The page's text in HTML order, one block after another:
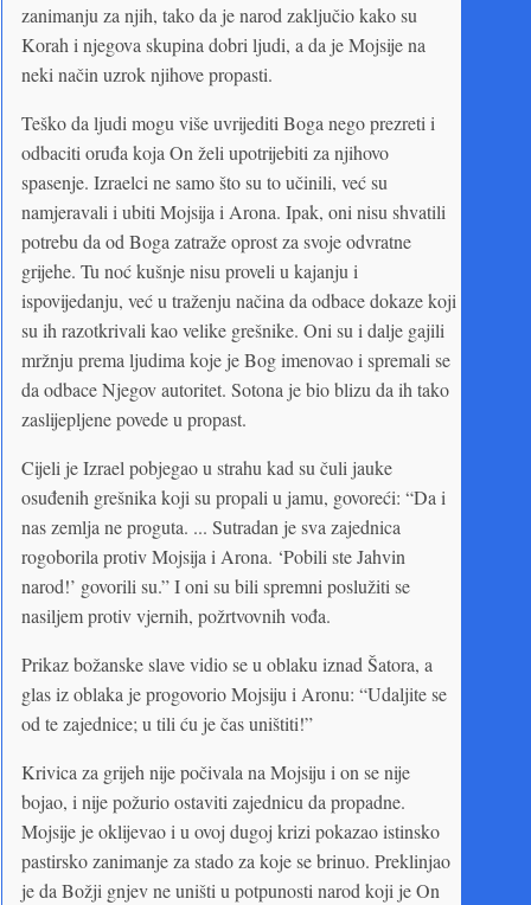
zanimanju za njih, tako da je narod zaključio kako su
Korah i njegova skupina dobri ljudi, a da je Mojsije na
neki način uzrok njihove propasti.
Teško da ljudi mogu više uvrijediti Boga nego prezreti i
odbaciti oruđa koja On želi upotrijebiti za njihovo
spasenje. Izraelci ne samo što su to učinili, već su
namjeravali i ubiti Mojsija i Arona. Ipak, oni nisu shvatili
potrebu da od Boga zatraže oprost za svoje odvratne
grijehe. Tu noć kušnje nisu proveli u kajanju i
ispovijedanju, već u traženju načina da odbace dokaze koji
su ih razotkrivali kao velike grešnike. Oni su i dalje gajili
mržnju prema ljudima koje je Bog imenovao i spremali se
da odbace Njegov autoritet. Sotona je bio blizu da ih tako
zaslijepljene povede u propast.
Cijeli je Izrael pobjegao u strahu kad su čuli jauke
osuđenih grešnika koji su propali u jamu, govoreći: “Da i
nas zemlja ne proguta. ... Sutradan je sva zajednica
rogoborila protiv Mojsija i Arona. ‘Pobili ste Jahvin
narod!’ govorili su.” I oni su bili spremni poslužiti se
nasiljem protiv vjernih, požrtvovnih vođa.
Prikaz božanske slave vidio se u oblaku iznad Šatora, a
glas iz oblaka je progovorio Mojsiju i Aronu: “Udaljite se
od te zajednice; u tili ću je čas uništiti!”
Krivica za grijeh nije počivala na Mojsiju i on se nije
bojao, i nije požurio ostaviti zajednicu da propadne.
Mojsije je oklijevao i u ovoj dugoj krizi pokazao istinsko
pastirsko zanimanje za stado za koje se brinuo. Preklinjao
je da Božji gnjev ne uništi u potpunosti narod koji je On